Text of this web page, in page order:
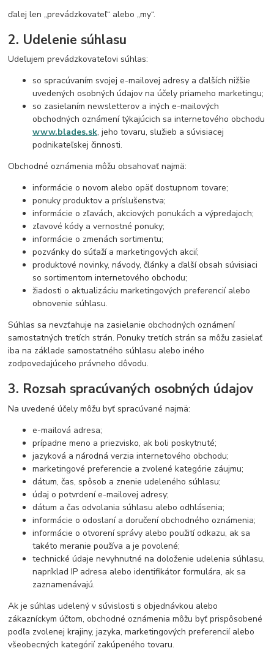
ďalej len „prevádzkovateľ“ alebo „my“.
2. Udelenie súhlasu
Udeľujem prevádzkovateľovi súhlas:
so spracúvaním svojej e-mailovej adresy a ďalších nižšie
uvedených osobných údajov na účely priameho marketingu;
so zasielaním newsletterov a iných e-mailových
obchodných oznámení týkajúcich sa internetového obchodu
www.blades.sk, jeho tovaru, služieb a súvisiacej
podnikateľskej činnosti.
Obchodné oznámenia môžu obsahovať najmä:
informácie o novom alebo opäť dostupnom tovare;
ponuky produktov a príslušenstva;
informácie o zľavách, akciových ponukách a výpredajoch;
zľavové kódy a vernostné ponuky;
informácie o zmenách sortimentu;
pozvánky do súťaží a marketingových akcií;
produktové novinky, návody, články a ďalší obsah súvisiaci
so sortimentom internetového obchodu;
žiadosti o aktualizáciu marketingových preferencií alebo
obnovenie súhlasu.
Súhlas sa nevzťahuje na zasielanie obchodných oznámení
samostatných tretích strán. Ponuky tretích strán sa môžu zasielať
iba na základe samostatného súhlasu alebo iného
zodpovedajúceho právneho dôvodu.
3. Rozsah spracúvaných osobných údajov
Na uvedené účely môžu byť spracúvané najmä:
e-mailová adresa;
prípadne meno a priezvisko, ak boli poskytnuté;
jazyková a národná verzia internetového obchodu;
marketingové preferencie a zvolené kategórie záujmu;
dátum, čas, spôsob a znenie udeleného súhlasu;
údaj o potvrdení e-mailovej adresy;
dátum a čas odvolania súhlasu alebo odhlásenia;
informácie o odoslaní a doručení obchodného oznámenia;
informácie o otvorení správy alebo použití odkazu, ak sa
takéto meranie používa a je povolené;
technické údaje nevyhnutné na doloženie udelenia súhlasu,
napríklad IP adresa alebo identifikátor formulára, ak sa
zaznamenávajú.
Ak je súhlas udelený v súvislosti s objednávkou alebo
zákazníckym účtom, obchodné oznámenia môžu byť prispôsobené
podľa zvolenej krajiny, jazyka, marketingových preferencií alebo
všeobecných kategórií zakúpeného tovaru.